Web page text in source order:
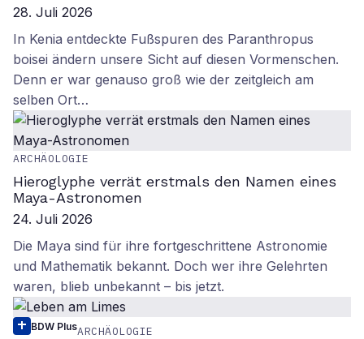
28. Juli 2026
In Kenia entdeckte Fußspuren des Paranthropus
boisei ändern unsere Sicht auf diesen Vormenschen.
Denn er war genauso groß wie der zeitgleich am
selben Ort…
ARCHÄOLOGIE
Hieroglyphe verrät erstmals den Namen eines
Maya-Astronomen
24. Juli 2026
Die Maya sind für ihre fortgeschrittene Astronomie
und Mathematik bekannt. Doch wer ihre Gelehrten
waren, blieb unbekannt – bis jetzt.
BDW PlusARCHÄOLOGIE